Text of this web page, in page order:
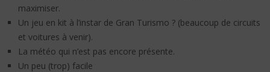
maximiser.
Un jeu en kit à l’instar de Gran Turismo ? (beaucoup de circuits
et voitures à venir).
La météo qui n’est pas encore présente.
Un peu (trop) facile